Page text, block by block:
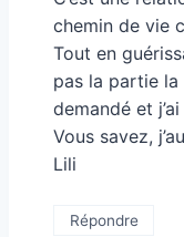
chemin de vie
Tout en
pas la partie la
demandé et
Vous savez,
Lili
Répondre